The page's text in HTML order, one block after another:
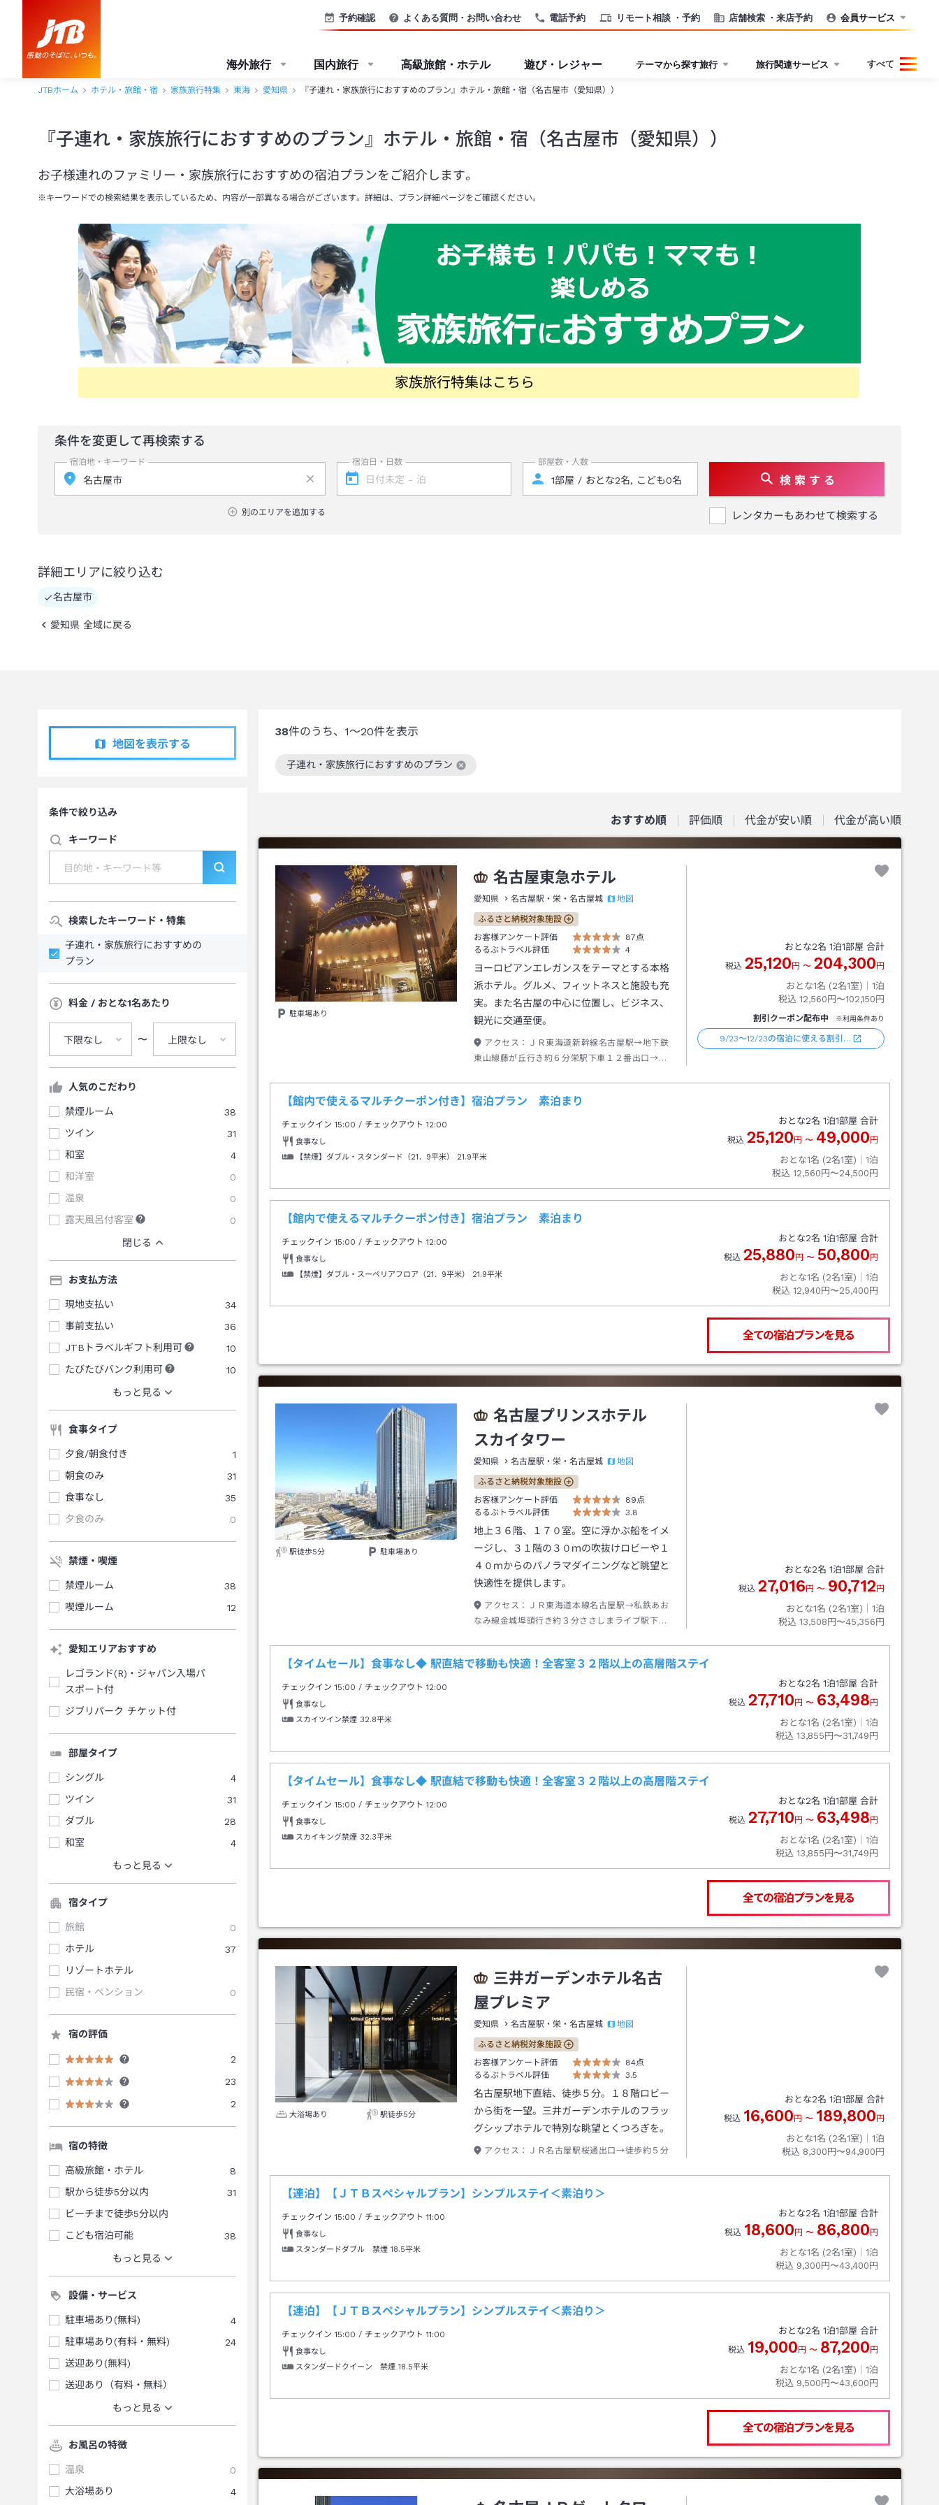
電話予約 リモート相談 ・予約 店舗検索 ・来店予約
予約確認 よくある質問・お問い合わせ 会員サービス
海外旅行 国内旅行 高級旅館・ホテル 遊び・レジャー テーマから探す旅行 旅行関連サービス すべて
JTBホーム ホテル・旅館・宿 家族旅行特集 東海 愛知県 『子連れ・家族旅行におすすめのプラン』ホテル・旅館・宿（名古屋市（愛知県））
『子連れ・家族旅行におすすめのプラン』ホテル・旅館・宿（名古屋市（愛知県））
お子様連れのファミリー・家族旅行におすすめの宿泊プランをご紹介します。
※キーワードでの検索結果を表示しているため、内容が一部異なる場合がございます。詳細は、プラン詳細ページをご確認ください。
家族旅行特集はこちら
条件を変更して再検索する
宿泊地・キーワード
別のエリアを追加する
宿泊日・日数 部屋数・人数
検 索 す る
レンタカーもあわせて検索する
詳細エリアに絞り込む
名古屋市
愛知県 全域に戻る
地図を表示する
条件で絞り込み
キーワード
検索したキーワード・特集
子連れ・家族旅行におすすめの
プラン
料金 / おとな1名あたり
下限なし 〜 上限なし
人気のこだわり
禁煙ルーム
38
ツイン
31
和室
4
和洋室
0
温泉
0
露天風呂付客室
0
閉じる
お支払方法
現地支払い
34
事前支払い
36
JTBトラベルギフト利用可
10
たびたびバンク利用可
10
もっと見る
食事タイプ
夕食/朝食付き
1
朝食のみ
31
食事なし
35
夕食のみ
0
禁煙・喫煙
禁煙ルーム
38
喫煙ルーム
12
愛知エリアおすすめ
レゴランド(R)・ジャパン入場パ
スポート付
ジブリパーク チケット付
部屋タイプ
シングル
4
ツイン
31
ダブル
28
和室
4
もっと見る
宿タイプ
旅館
0
ホテル
37
リゾートホテル
民宿・ペンション
0
宿の評価
2
23
2
宿の特徴
高級旅館・ホテル
8
駅から徒歩5分以内
31
ビーチまで徒歩5分以内
こども宿泊可能
38
もっと見る
設備・サービス
駐車場あり(無料)
4
駐車場あり(有料・無料)
24
送迎あり(無料)
送迎あり（有料・無料）
もっと見る
お風呂の特徴
温泉
0
大浴場あり
4
38件のうち、 1～20件を表示
子連れ・家族旅行におすすめのプラン
この絞り込み条件を解除
おすすめ順 評価順 代金が安い順 代金が高い順
駐車場あり
名古屋東急ホテル
愛知県 名古屋駅・栄・名古屋城 地図
ふるさと納税対象施設
お客様アンケート評価
87点
るるぶトラベル評価
4
ヨーロピアンエレガンスをテーマとする本格
派ホテル。グルメ、フィットネスと施設も充
実。また名古屋の中心に位置し、ビジネス、
観光に交通至便。
アクセス：
ＪＲ東海道新幹線名古屋駅→地下鉄
東山線藤が丘行き約６分栄駅下車１２番出口→徒
おとな2名 1泊1部屋 合計
税込 25,120 円 〜 204,300 円
おとな1名 (2名1室)｜ 1泊
税込 12,560円〜102,150円
割引クーポン配布中 ※利用条件あり
9/23～12/23の宿泊に使える割引…
【館内で使えるマルチクーポン付き】宿泊プラン 素泊まり
チェックイン15:00 / チェックアウト 12:00
食事なし
【禁煙】ダブル・スタンダード（21．9平米）
21.9平米
おとな2名 1泊1部屋 合計
税込 25,120 円 〜 49,000 円
おとな1名 (2名1室)｜ 1泊
税込 12,560円〜24,500円
【館内で使えるマルチクーポン付き】宿泊プラン 素泊まり
チェックイン15:00 / チェックアウト 12:00
食事なし
【禁煙】ダブル・スーペリアフロア（21．9平米）
21.9平米
おとな2名 1泊1部屋 合計
税込 25,880 円 〜 50,800 円
おとな1名 (2名1室)｜ 1泊
税込 12,940円〜25,400円
全ての宿泊プランを見る
駅徒歩5分 駐車場あり
名古屋プリンスホテル
スカイタワー
愛知県 名古屋駅・栄・名古屋城 地図
ふるさと納税対象施設
お客様アンケート評価
89点
るるぶトラベル評価
3.8
地上３６階、１７０室。空に浮かぶ船をイメ
ージし、３１階の３０ｍの吹抜けロビーや１
４０ｍからのパノラマダイニングなど眺望と
快適性を提供します。
アクセス：
ＪＲ東海道本線名古屋駅→私鉄あお
なみ線金城埠頭行き約３分ささしまライブ駅下車
おとな2名 1泊1部屋 合計
税込 27,016 円 〜 90,712 円
おとな1名 (2名1室)｜ 1泊
税込 13,508円〜45,356円
【タイムセール】食事なし◆ 駅直結で移動も快適！全客室３２階以上の高層階ステイ
チェックイン15:00 / チェックアウト 12:00
食事なし
スカイツイン禁煙 32.8平米
おとな2名 1泊1部屋 合計
税込 27,710 円 〜 63,498 円
おとな1名 (2名1室)｜ 1泊
税込 13,855円〜31,749円
【タイムセール】食事なし◆ 駅直結で移動も快適！全客室３２階以上の高層階ステイ
チェックイン15:00 / チェックアウト 12:00
食事なし
スカイキング禁煙 32.3平米
おとな2名 1泊1部屋 合計
税込 27,710 円 〜 63,498 円
おとな1名 (2名1室)｜ 1泊
税込 13,855円〜31,749円
全ての宿泊プランを見る
大浴場あり 駅徒歩5分
三井ガーデンホテル名古
屋プレミア
愛知県 名古屋駅・栄・名古屋城 地図
ふるさと納税対象施設
お客様アンケート評価
84点
るるぶトラベル評価
3.5
名古屋駅地下直結、徒歩５分。１８階ロビー
から街を一望。三井ガーデンホテルのフラッ
グシップホテルで特別な眺望とくつろぎを。
アクセス： ＪＲ名古屋駅桜通出口→徒歩約５分
おとな2名 1泊1部屋 合計
税込 16,600 円 〜 189,800 円
おとな1名 (2名1室)｜ 1泊
税込 8,300円〜94,900円
【連泊】【ＪＴＢスペシャルプラン】シンプルステイ＜素泊り＞
チェックイン15:00 / チェックアウト 11:00
食事なし
スタンダードダブル 禁煙 18.5平米
おとな2名 1泊1部屋 合計
税込 18,600 円 〜 86,800 円
おとな1名 (2名1室)｜ 1泊
税込 9,300円〜43,400円
【連泊】【ＪＴＢスペシャルプラン】シンプルステイ＜素泊り＞
チェックイン15:00 / チェックアウト 11:00
食事なし
スタンダードクイーン 禁煙 18.5平米
おとな2名 1泊1部屋 合計
税込 19,000 円 〜 87,200 円
おとな1名 (2名1室)｜ 1泊
税込 9,500円〜43,600円
全ての宿泊プランを見る